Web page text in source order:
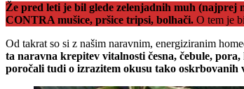
Že pred leti je bil glede zelenjadnih muh (najprej
CONTRA mušice, pršice tripsi, bolhači. O tem je
Od takrat so si z našim naravnim, energiziranim
ta naravna krepitev vitalnosti česna, čebule,
poročali tudi o izrazitem okusu tako oskrbovanih